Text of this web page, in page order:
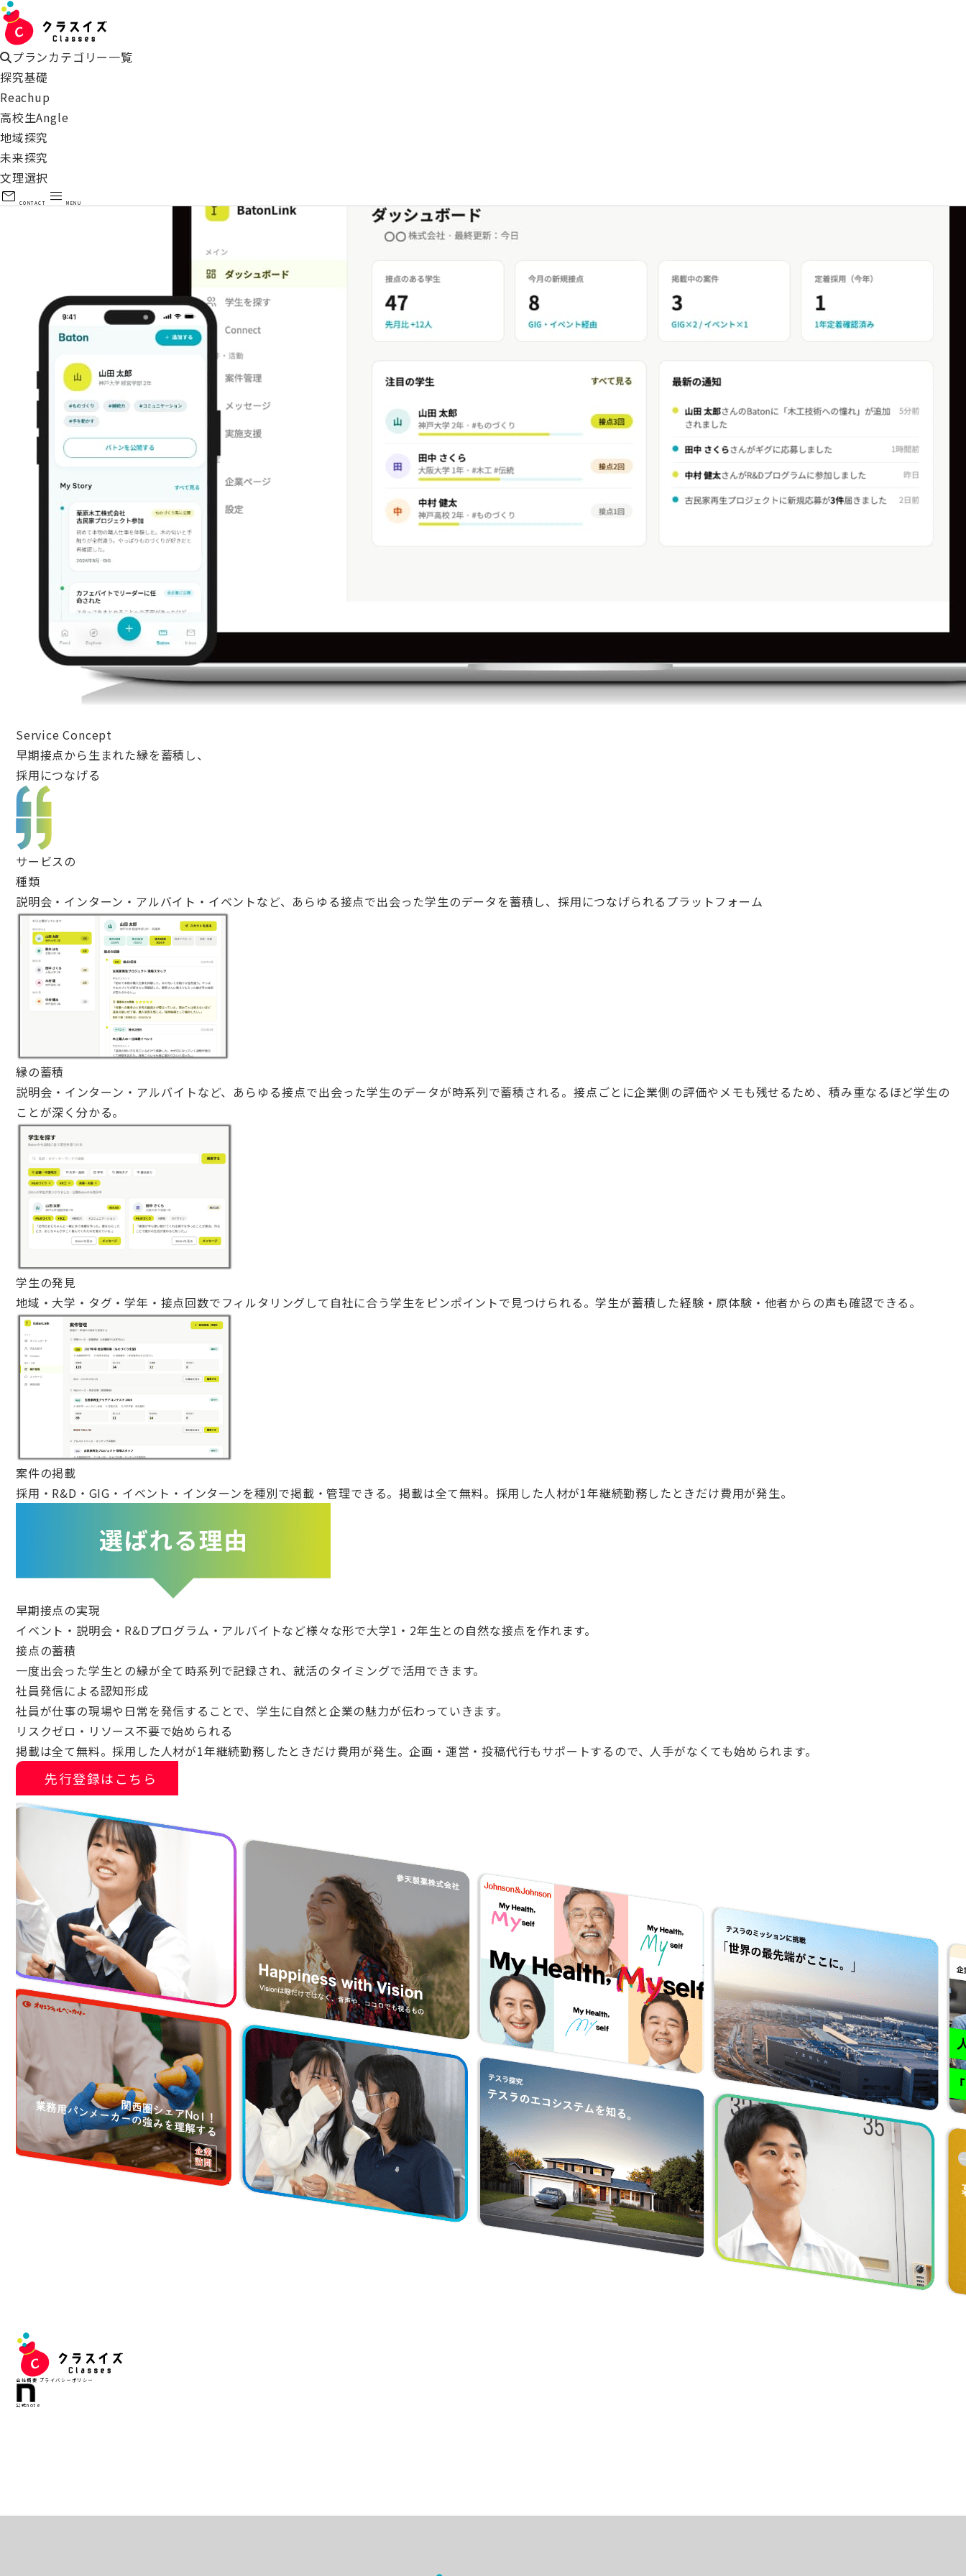
プランカテゴリー一覧
探究基礎
Reachup
高校生Angle
地域探究
未来探究
文理選択
mail CONTACT menu MENU
学生との接点を、
『採用資産』に変える。
蓄積し、採用へ。
先行登録はこちら
Service Concept
早期接点から生まれた縁を蓄積し、
採用につなげる
サービスの
種類
説明会・インターン・アルバイト・イベントなど、あらゆる接点で出会った学生のデータを蓄積し、採用につなげられるプラットフォーム
縁の蓄積
説明会・インターン・アルバイトなど、あらゆる接点で出会った学生のデータが時系列で蓄積される。接点ごとに企業側の評価やメモも残せるため、積み重なるほど学生の
ことが深く分かる。
学生の発見
地域・大学・タグ・学年・接点回数でフィルタリングして自社に合う学生をピンポイントで見つけられる。学生が蓄積した経験・原体験・他者からの声も確認できる。
案件の掲載
採用・R&D・GIG・イベント・インターンを種別で掲載・管理できる。掲載は全て無料。採用した人材が1年継続勤務したときだけ費用が発生。
早期接点の実現
イベント・説明会・R&Dプログラム・アルバイトなど様々な形で大学1・2年生との自然な接点を作れます。
接点の蓄積
一度出会った学生との縁が全て時系列で記録され、就活のタイミングで活用できます。
社員発信による認知形成
社員が仕事の現場や日常を発信することで、学生に自然と企業の魅力が伝わっていきます。
リスクゼロ・リソース不要で始められる
掲載は全て無料。採用した人材が1年継続勤務したときだけ費用が発生。企画・運営・投稿代行もサポートするので、人手がなくても始められます。
先行登録はこちら
会社概要 プライバシーポリシー
公式note